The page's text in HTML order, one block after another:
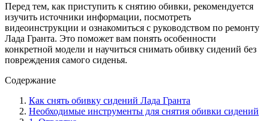
Перед тем, как приступить к снятию обивки, рекомендуется
изучить источники информации, посмотреть
видеоинструкции и ознакомиться с руководством по ремонту
Лада Гранта. Это поможет вам понять особенности
конкретной модели и научиться снимать обивку сидений без
повреждения самого сиденья.
Содержание
Как снять обивку сидений Лада Гранта
Необходимые инструменты для снятия обивки сидений